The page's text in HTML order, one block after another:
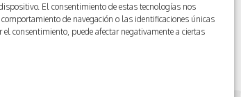
El consentimiento de estas tecnologías nos
de navegación o las identificaciones únicas
el consentimiento, puede afectar negativamente a ciertas